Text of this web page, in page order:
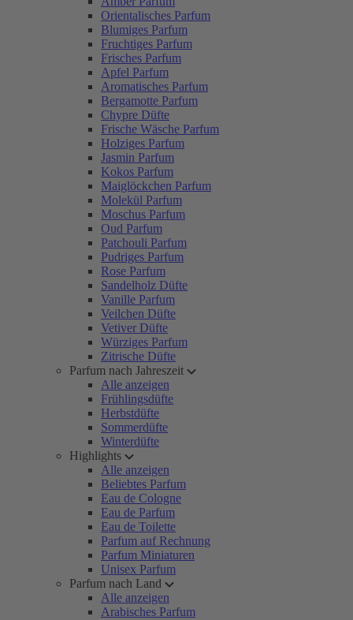
Orientalisches Parfum
Blumiges Parfum
Fruchtiges Parfum
Frisches Parfum
Apfel Parfum
Aromatisches Parfum
Bergamotte Parfum
Chypre Düfte
Frische Wäsche Parfum
Holziges Parfum
Jasmin Parfum
Kokos Parfum
Maiglöckchen Parfum
Molekül Parfum
Moschus Parfum
Oud Parfum
Patchouli Parfum
Pudriges Parfum
Rose Parfum
Sandelholz Düfte
Vanille Parfum
Veilchen Düfte
Vetiver Düfte
Würziges Parfum
Zitrische Düfte
Parfum nach Jahreszeit
Alle anzeigen
Frühlingsdüfte
Herbstdüfte
Sommerdüfte
Winterdüfte
Highlights
Alle anzeigen
Beliebtes Parfum
Eau de Cologne
Eau de Parfum
Eau de Toilette
Parfum auf Rechnung
Parfum Miniaturen
Unisex Parfum
Parfum nach Land
Alle anzeigen
Arabisches Parfum